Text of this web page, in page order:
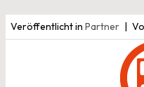
Veröffentlicht in Partner